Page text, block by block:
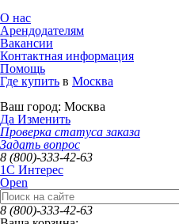
О нас
Арендодателям
Вакансии
Контактная информация
Помощь
Где купить в Москва
Ваш город: Москва
Да Изменить
Проверка статуса заказа
Задать вопрос
8 (800)-333-42-63
1C Интерес
Open
8 (800)-333-42-63